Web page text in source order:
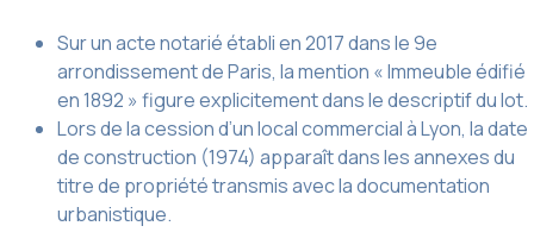
Sur un acte notarié établi en 2017 dans le 9e
arrondissement de Paris, la mention « Immeuble édifié
en 1892 » figure explicitement dans le descriptif du lot.
Lors de la cession d’un local commercial à Lyon, la date
de construction (1974) apparaît dans les annexes du
titre de propriété transmis avec la documentation
urbanistique.